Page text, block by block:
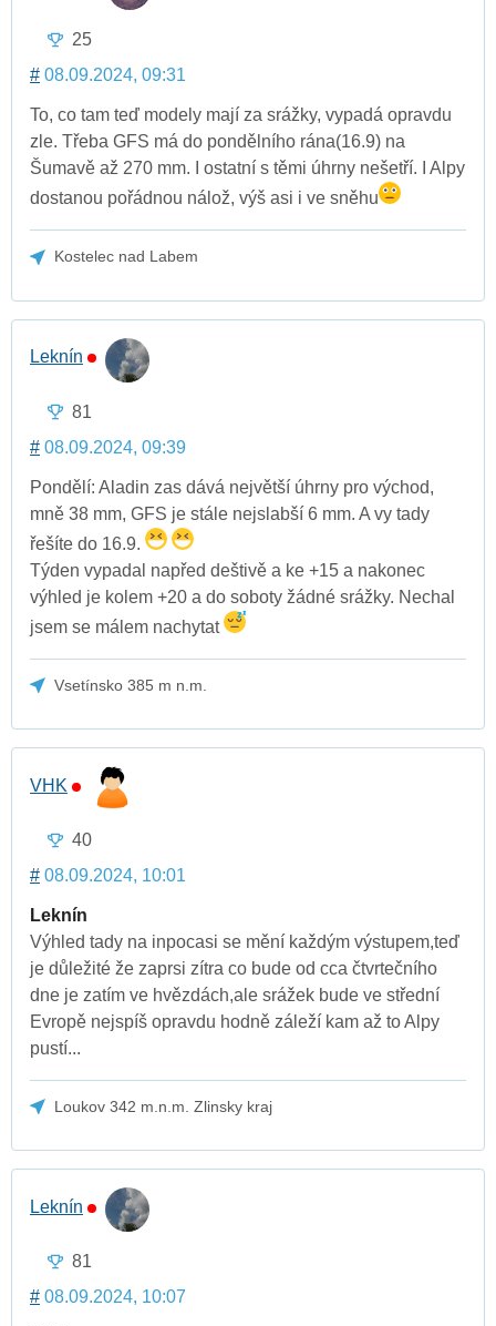
25
# 08.09.2024, 09:31
To, co tam teď modely mají za srážky, vypadá opravdu
zle. Třeba GFS má do pondělního rána(16.9) na
Šumavě až 270 mm. I ostatní s těmi úhrny nešetří. I Alpy
dostanou pořádnou nálož, výš asi i ve sněhu
Kostelec nad Labem
Leknín
81
# 08.09.2024, 09:39
Pondělí: Aladin zas dává největší úhrny pro východ,
mně 38 mm, GFS je stále nejslabší 6 mm. A vy tady
řešíte do 16.9.
Týden vypadal napřed deštivě a ke +15 a nakonec
výhled je kolem +20 a do soboty žádné srážky. Nechal
jsem se málem nachytat
Vsetínsko 385 m n.m.
VHK
40
# 08.09.2024, 10:01
Leknín
Výhled tady na inpocasi se mění každým výstupem,teď
je důležité že zaprsi zítra co bude od cca čtvrtečního
dne je zatím ve hvězdách,ale srážek bude ve střední
Evropě nejspíš opravdu hodně záleží kam až to Alpy
pustí...
Loukov 342 m.n.m. Zlinsky kraj
Leknín
81
# 08.09.2024, 10:07